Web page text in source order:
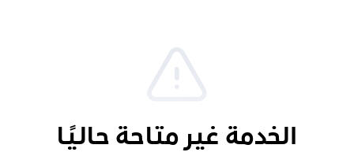
الخدمة غير متاحة حاليًا